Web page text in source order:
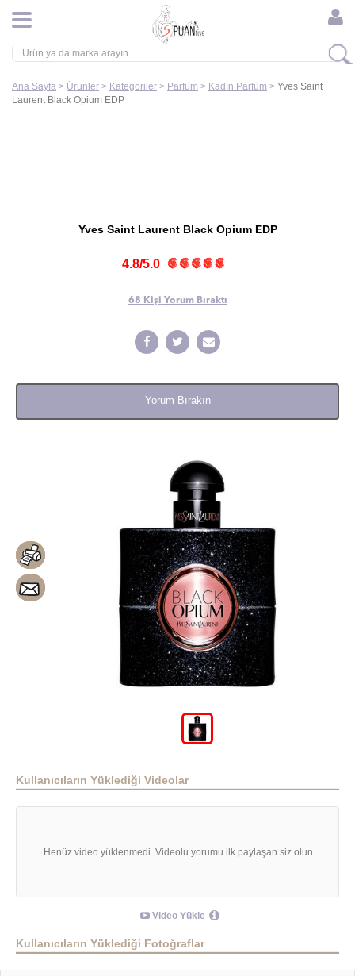
Ana Sayfa > Ürünler > Kategoriler > Parfüm > Kadın Parfüm > Yves Saint
Laurent Black Opium EDP
Yves Saint Laurent Black Opium EDP
4.8/5.0
68 Kişi Yorum Bıraktı
Yorum Bırakın
Kullanıcıların Yüklediği Videolar
Henüz video yüklenmedi. Videolu yorumu ilk paylaşan siz olun
Video Yükle
Kullanıcıların Yüklediği Fotoğraflar